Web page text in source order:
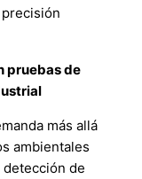
pruebas de
más allá
ambientales
de